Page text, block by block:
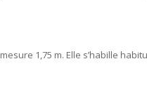
1,75 m. Elle s’habille